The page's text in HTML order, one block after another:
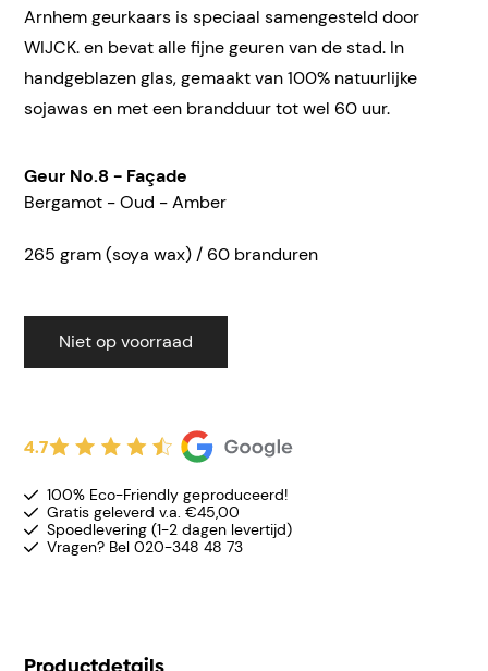
Arnhem geurkaars is speciaal samengesteld door
WIJCK. en bevat alle fijne geuren van de stad. In
handgeblazenglas, gemaakt van 100% natuurlijke
sojawas en met een brandduur tot wel 60 uur.
Geur No.8 - Façade
Bergamot - Oud - Amber
265 gram (soya wax) / 60 branduren
Niet op voorraad
4.7
100% Eco-Friendly geproduceerd!
Gratis geleverd v.a. €45,00
Spoedlevering (1-2 dagen levertijd)
Vragen? Bel 020-348 48 73